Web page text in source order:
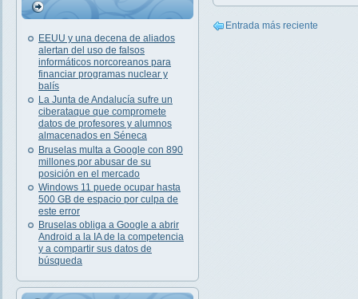
EEUU y una decena de aliados
alertan del uso de falsos
informáticos norcoreanos para
financiar programas nuclear y
balís
La Junta de Andalucía sufre un
ciberataque que compromete
datos de profesores y alumnos
almacenados en Séneca
Bruselas multa a Google con 890
millones por abusar de su
posición en el mercado
Windows 11 puede ocupar hasta
500 GB de espacio por culpa de
este error
Bruselas obliga a Google a abrir
Android a la IA de la competencia
y a compartir sus datos de
búsqueda
Entrada más reciente